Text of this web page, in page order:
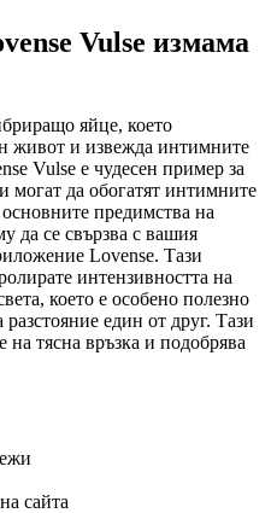
Vulse измама
яйце, което
живот и извежда интимните
Vulse е чудесен пример за
могат да обогатят интимните
предимства на
да се свързва с вашия
Lovense. Тази
интензивността на
което е особено полезно
един от друг. Тази
тясна връзка и подобрява
сайта